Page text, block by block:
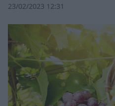
23/02/2023 12:31